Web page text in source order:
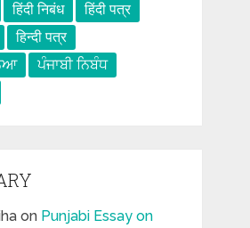
हिंदी निबंध
हिंदी पत्र
हिन्दी पत्र
ਪੰਜਾਬੀ ਨਿਬੰਧ
on Punjabi Essay on